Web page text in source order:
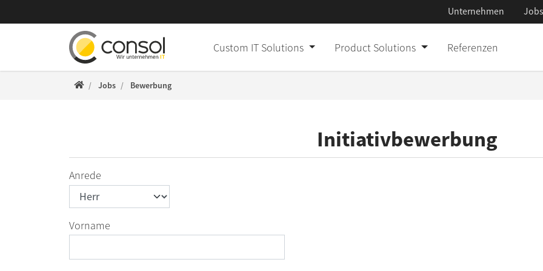
Unternehmen Jobs
Custom IT Solutions Product Solutions Referenzen
ConSol WWW
Jobs Bewerbung
Initiativbewerbung
Anrede
Vorname
Custom IT
Unternehmen